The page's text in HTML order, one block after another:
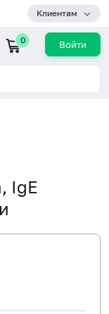
Клиентам
0 Войти
IgE